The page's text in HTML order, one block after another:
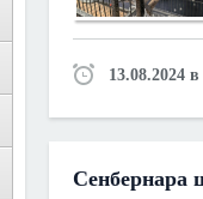
13.08.2024
Сенбернара